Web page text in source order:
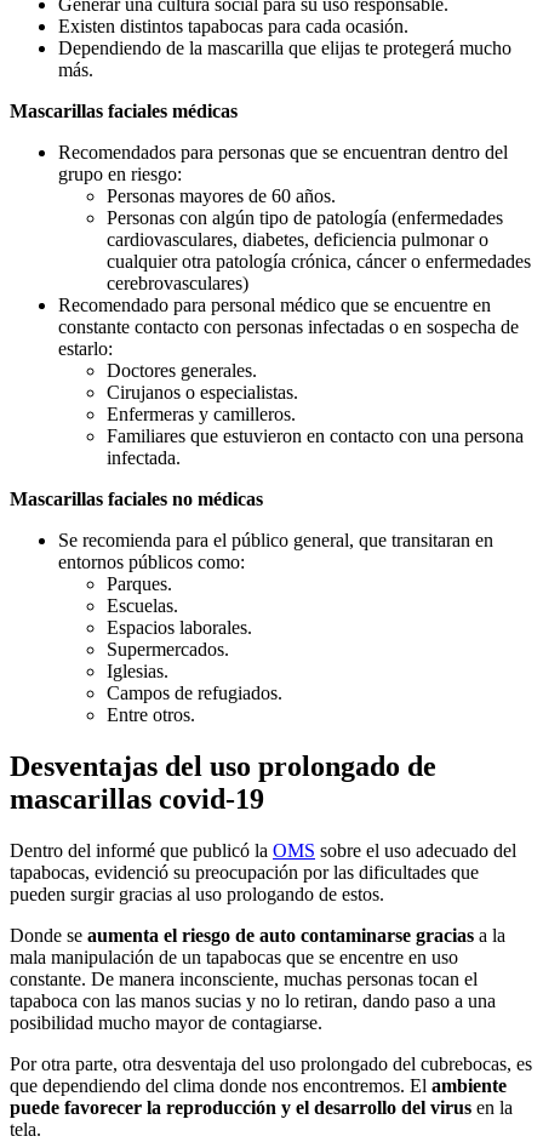
Generar una cultura social para su uso responsable.
Existen distintos tapabocas para cada ocasión.
Dependiendo de la mascarilla que elijas te protegerá mucho
más.
Mascarillas faciales médicas
Recomendados para personas que se encuentran dentro del
grupo en riesgo:
Personas mayores de 60 años.
Personas con algún tipo de patología (enfermedades
cardiovasculares, diabetes, deficiencia pulmonar o
cualquier otra patología crónica, cáncer o enfermedades
cerebrovasculares)
Recomendado para personal médico que se encuentre en
constante contacto con personas infectadas o en sospecha de
estarlo:
Doctores generales.
Cirujanos o especialistas.
Enfermeras y camilleros.
Familiares que estuvieron en contacto con una persona
infectada.
Mascarillas faciales no médicas
Se recomienda para el público general, que transitaran en
entornos públicos como:
Parques.
Escuelas.
Espacios laborales.
Supermercados.
Iglesias.
Campos de refugiados.
Entre otros.
Desventajas del uso prolongado de
mascarillas covid-19
Dentro del informé que publicó la OMS sobre el uso adecuado del
tapabocas, evidenció su preocupación por las dificultades que
pueden surgir gracias al uso prologando de estos.
Donde se aumenta el riesgo de auto contaminarse gracias a la
mala manipulación de un tapabocas que se encentre en uso
constante. De manera inconsciente, muchas personas tocan el
tapaboca con las manos sucias y no lo retiran, dando paso a una
posibilidad mucho mayor de contagiarse.
Por otra parte, otra desventaja del uso prolongado del cubrebocas, es
que dependiendo del clima donde nos encontremos. El ambiente
puede favorecer la reproducción y el desarrollo del virus en la
tela.